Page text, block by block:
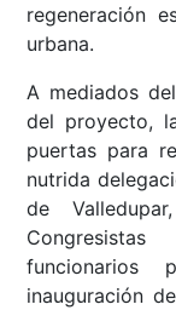
regeneración
urbana.
A mediados
del proyecto,
puertas para
nutrida
de
funcionarios
inauguración